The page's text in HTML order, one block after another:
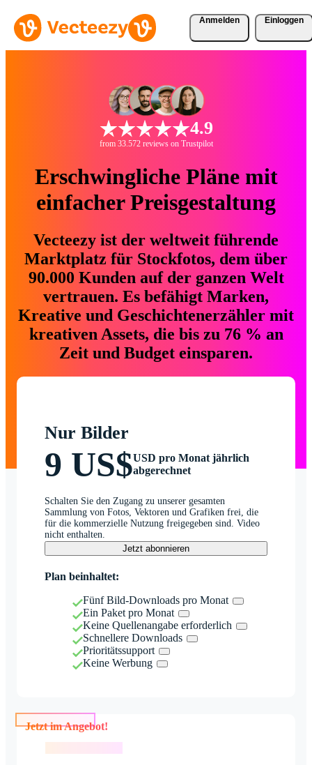
Anmelden Einloggen
4.9
from 33.572 reviews on Trustpilot
Erschwingliche Pläne mit
einfacher Preisgestaltung
Vecteezy ist der weltweit führende
Marktplatz für Stockfotos, dem über
90.000 Kunden auf der ganzen Welt
vertrauen. Es befähigt Marken,
Kreative und Geschichtenerzähler mit
kreativen Assets, die bis zu 76 % an
Zeit und Budget einsparen.
Nur Bilder
9 US$USD pro Monat jährlich
abgerechnet
Schalten Sie den Zugang zu unserer gesamten
Sammlung von Fotos, Vektoren und Grafiken frei, die
für die kommerzielle Nutzung freigegeben sind. Video
nicht enthalten.
Jetzt abonnieren
Plan beinhaltet:
Fünf Bild-Downloads pro Monat
Ein Paket pro Monat
Keine Quellenangabe erforderlich
Schnellere Downloads
Prioritätssupport
Keine Werbung
Jetzt im Angebot!